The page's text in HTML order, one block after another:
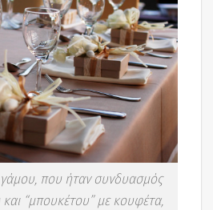
γάμου, που ήταν συνδυασμός
και “μπουκέτου” με κουφέτα,